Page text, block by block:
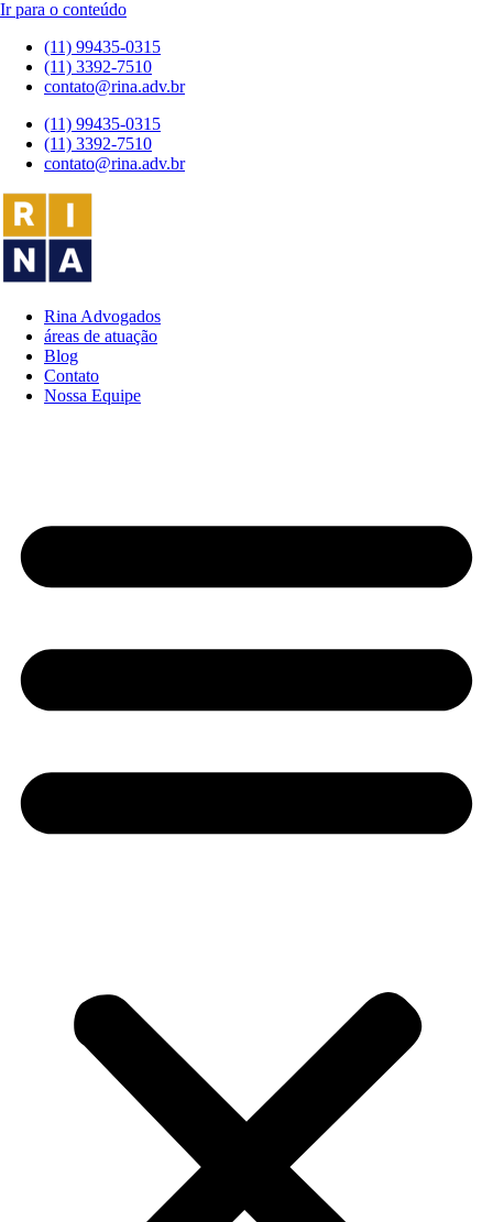
Ir para o conteúdo
(11) 99435-0315
(11) 3392-7510
contato@rina.adv.br
(11) 99435-0315
(11) 3392-7510
contato@rina.adv.br
Rina Advogados
áreas de atuação
Blog
Contato
Nossa Equipe